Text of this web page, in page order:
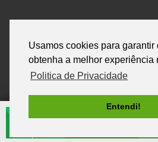
Usamos cookies para garantir
obtenha a melhor experiência
Politica de Privacidade
Entendi!